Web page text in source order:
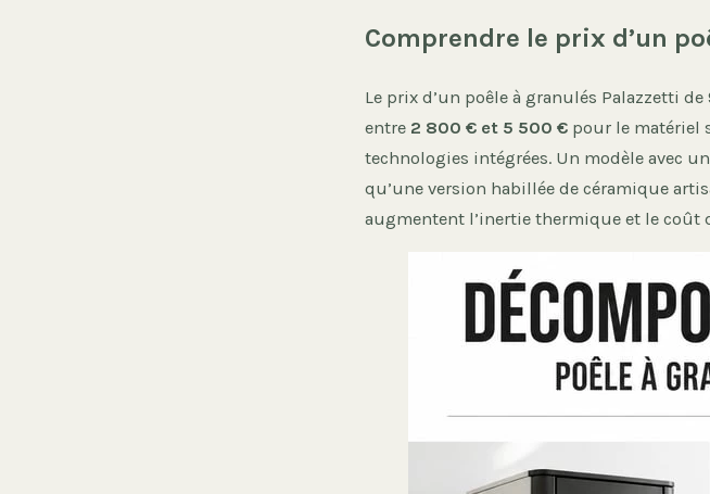
Comprendre le prix d’un
Le prix d’un poêle à granulés Palazzetti
entre 2 800 € et 5 500 € pour le matériel
technologies intégrées. Un modèle avec
qu’une version habillée de céramique
augmentent l’inertie thermique et le coût